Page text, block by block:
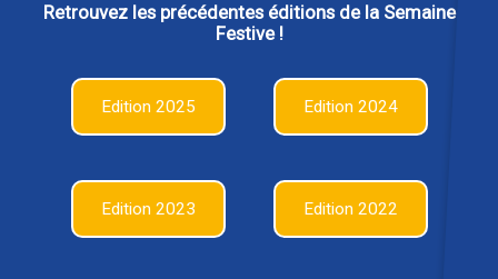
Retrouvez les précédentes éditions de la Semaine
Festive !
Edition 2025 Edition 2024
Edition 2023 Edition 2022